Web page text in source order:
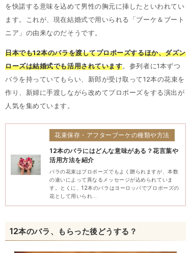
を快諾する意味を込めて男性の胸元に挿したといわれてい
ます。これが、現在結婚式で用いられる「ブーケ＆ブート
ニア」の由来なのだそうです。
日本でも12本のバラを渡してプロポーズするほか、ダズン
ローズは結婚式でも活用されています。参列者に1本ずつ
バラを持っていてもらい、新郎が受け取って12本の花束を
作り、新婦に手渡しながら改めてプロポーズをする演出が
人気を集めています。
花束保存・アフターブーケの種類や方法
12本のバラにはどんな意味がある？花言葉や
活用方法を紹介
バラの花束はプロポーズでもよく贈られますが、本数
の違いによって異なるメッセージが込められていま
す。とくに、12本のバラはヨーロッパでプロポーズの
花として用いられ…
12本のバラ、もらった後どうする？